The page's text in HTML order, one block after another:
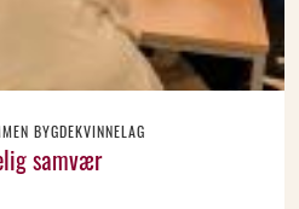
BYGDEKVINNELAG
samvær